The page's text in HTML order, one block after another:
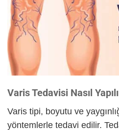
Varis Tedavisi Nasıl
Varis tipi, boyutu ve
yöntemlerle tedavi edilir.